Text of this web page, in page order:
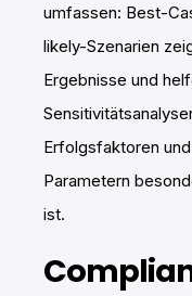
umfassen: Best-
likely-Szenarien
Ergebnisse und
Erfolgsfaktoren
Parametern
ist.